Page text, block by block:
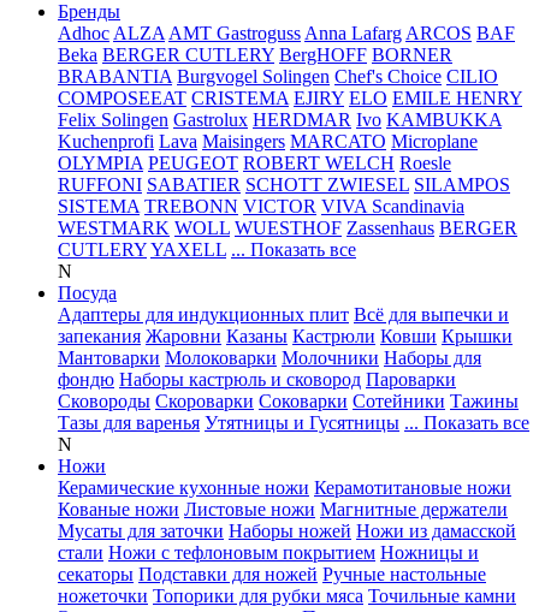
Бренды
Adhoc ALZA AMT Gastroguss Anna Lafarg ARCOS BAF
Beka BERGER CUTLERY BergHOFF BORNER
BRABANTIA Burgvogel Solingen Chef's Choice CILIO
COMPOSEEAT CRISTEMA EJIRY ELO EMILE HENRY
Felix Solingen Gastrolux HERDMAR Ivo KAMBUKKA
Kuchenprofi Lava Maisingers MARCATO Microplane
OLYMPIA PEUGEOT ROBERT WELCH Roesle
RUFFONI SABATIER SCHOTT ZWIESEL SILAMPOS
SISTEMA TREBONN VICTOR VIVA Scandinavia
WESTMARK WOLL WUESTHOF Zassenhaus BERGER
CUTLERYYAXELL ... Показать все
N
Посуда
Адаптеры для индукционных плит Всё для выпечки и
запекания Жаровни Казаны Кастрюли Ковши Крышки
Мантоварки Молоковарки Молочники Наборы для
фондю Наборы кастрюль и сковород Пароварки
Сковороды Скороварки Соковарки Сотейники Тажины
Тазы для варенья Утятницы и Гусятницы ... Показать все
N
Ножи
Керамические кухонные ножи Керамотитановые ножи
Кованые ножи Листовые ножи Магнитные держатели
Мусаты для заточки Наборы ножей Ножи из дамасской
стали Ножи с тефлоновым покрытием Ножницы и
секаторы Подставки для ножей Ручные настольные
ножеточки Топорики для рубки мяса Точильные камни